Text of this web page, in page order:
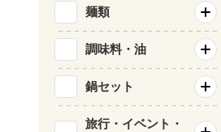
麺類
調味料・油
鍋セット
旅行・イベント・